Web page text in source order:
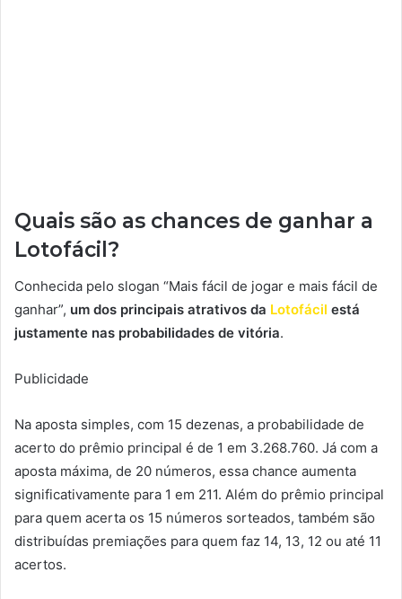
Quais são as chances de ganhar a
Lotofácil?
Conhecida pelo slogan “Mais fácil de jogar e mais fácil de
ganhar”, um dos principais atrativos da Lotofácil está
justamente nas probabilidades de vitória.
Publicidade
Na aposta simples, com 15 dezenas, a probabilidade de
acerto do prêmio principal é de 1 em 3.268.760. Já com a
aposta máxima, de 20 números, essa chance aumenta
significativamente para 1 em 211. Além do prêmio principal
para quem acerta os 15 números sorteados, também são
distribuídas premiações para quem faz 14, 13, 12 ou até 11
acertos.